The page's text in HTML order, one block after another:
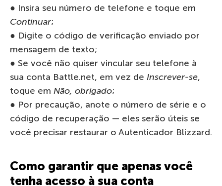
● Insira seu número de telefone e toque em
Continuar;
● Digite o código de verificação enviado por
mensagem de texto;
● Se você não quiser vincular seu telefone à
sua conta Battle.net, em vez de Inscrever-se,
toque em Não, obrigado;
● Por precaução, anote o número de série e o
código de recuperação — eles serão úteis se
você precisar restaurar o Autenticador Blizzard.
Como garantir que apenas você
tenha acesso à sua conta